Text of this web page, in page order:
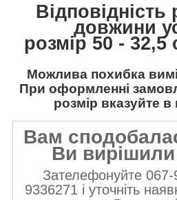
Відповідність
довжини
розмір 50 - 32,5
Можлива похибка
При оформленні
розмір вказуйте
Вам
Ви
Зателефонуйте
9336271 і уточніть